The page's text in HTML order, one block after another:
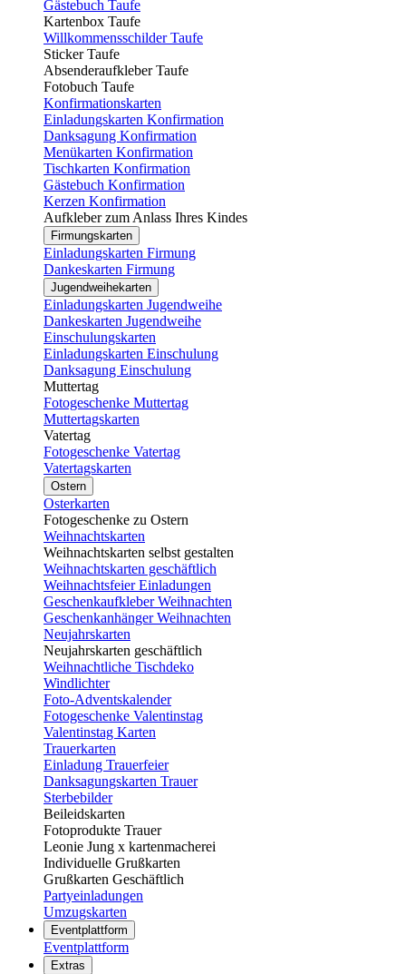
Gästebuch Taufe
Kartenbox Taufe
Willkommensschilder Taufe
Sticker Taufe
Absenderaufkleber Taufe
Fotobuch Taufe
Konfirmationskarten
Einladungskarten Konfirmation
Danksagung Konfirmation
Menükarten Konfirmation
Tischkarten Konfirmation
Gästebuch Konfirmation
Kerzen Konfirmation
Aufkleber zum Anlass Ihres Kindes
Firmungskarten
Einladungskarten Firmung
Dankeskarten Firmung
Jugendweihekarten
Einladungskarten Jugendweihe
Dankeskarten Jugendweihe
Einschulungskarten
Einladungskarten Einschulung
Danksagung Einschulung
Muttertag
Fotogeschenke Muttertag
Muttertagskarten
Vatertag
Fotogeschenke Vatertag
Vatertagskarten
Ostern
Osterkarten
Fotogeschenke zu Ostern
Weihnachtskarten
Weihnachtskarten selbst gestalten
Weihnachtskarten geschäftlich
Weihnachtsfeier Einladungen
Geschenkaufkleber Weihnachten
Geschenkanhänger Weihnachten
Neujahrskarten
Neujahrskarten geschäftlich
Weihnachtliche Tischdeko
Windlichter
Foto-Adventskalender
Fotogeschenke Valentinstag
Valentinstag Karten
Trauerkarten
Einladung Trauerfeier
Danksagungskarten Trauer
Sterbebilder
Beileidskarten
Fotoprodukte Trauer
Leonie Jung x kartenmacherei
Individuelle Grußkarten
Grußkarten Geschäftlich
Partyeinladungen
Umzugskarten
Eventplattform
Eventplattform
Extras